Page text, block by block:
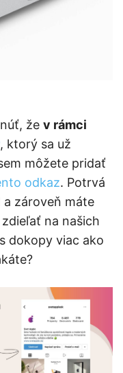
že v rámci
, ktorý sa už
môžete pridať
odkaz. Potrvá
zároveň máte
na našich
dokopy viac ako